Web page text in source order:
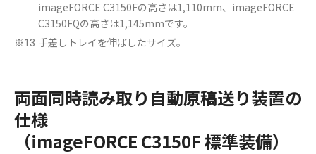
imageFORCE C3150Fの高さは1,110mm、imageFORCE
C3150FQの高さは1,145mmです。
※13 手差しトレイを伸ばしたサイズ。
両面同時読み取り自動原稿送り装置の
仕様
（imageFORCE C3150F 標準装備）